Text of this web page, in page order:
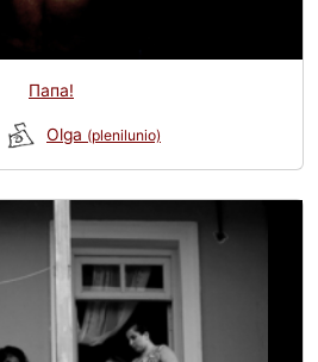
Папа!
Olga (plenilunio)